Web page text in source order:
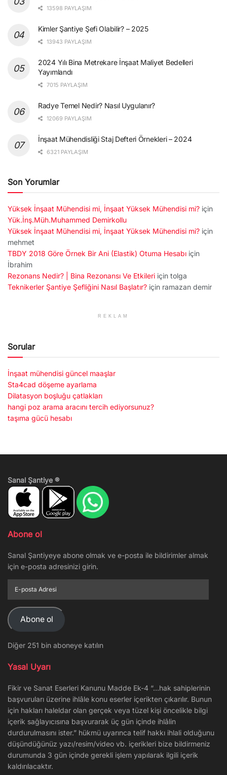
13598 PAYLAŞIM
Kimler Şantiye Şefi Olabilir? – 2025
13943 PAYLAŞIM
2024 Yılı Bina Metrekare İnşaat Maliyet Bedelleri
Yayımlandı
7015 PAYLAŞIM
Radye Temel Nedir? Nasıl Uygulanır?
12069 PAYLAŞIM
İnşaat Mühendisliği Staj Defteri Örnekleri – 2024
6321 PAYLAŞIM
Son Yorumlar
Yüksek İnşaat Mühendisi mi, İnşaat Yüksek Mühendisi mi? için
Yük.İnş.Müh.Muhammed Demirkollu
Yüksek İnşaat Mühendisi mi, İnşaat Yüksek Mühendisi mi? için
mehmet
TBDY 2018 Göre Örnek Bir Ani (Elastik) Otuma Hesabı için
İbrahim
Rezonans Nedir? | Bina Rezonansı Ve Etkileri için tolga
Teknikerler Şantiye Şefliğini Nasıl Başlatır? için ramazan demir
REKLAM
Sorular
İnşaat mühendisi güncel maaşlar
Sta4cad döşeme ayarlama
Dilatasyon boşluğu çatlakları
hangi poz arama aracını tercih ediyorsunuz?
taşıma gücü hesabı
Sanal Şantiye ®
Abone ol
Sanal Şantiyeye abone olmak ve e-posta ile bildirimler almak
için e-posta adresinizi girin.
posta
Adresi
Abone ol
Diğer 251 bin aboneye katılın
Yasal Uyarı
Fikir ve Sanat Eserleri Kanunu Madde Ek-4 “…hak sahiplerinin
başvuruları üzerine ihlâle konu eserler içerikten çıkarılır. Bunun
için hakları haleldar olan gerçek veya tüzel kişi öncelikle bilgi
içerik sağlayıcısına başvurarak üç gün içinde ihlâlin
durdurulmasını ister.” hükmü uyarınca telif hakkı ihlali olduğunu
düşündüğünüz yazı/resim/video vb. içerikleri bize bildirmeniz
durumunda 3 gün içinde gerekli işlem yapılarak ilgili içerik
kaldırılacaktır.